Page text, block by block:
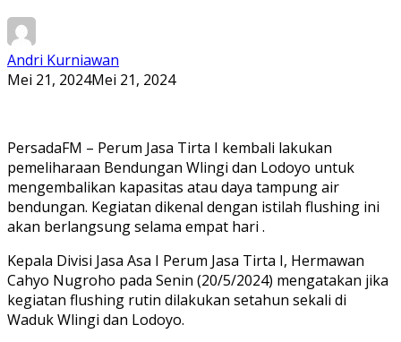
Andri Kurniawan
Mei 21, 2024Mei 21, 2024
PersadaFM – Perum Jasa Tirta I kembali lakukan
pemeliharaan Bendungan Wlingi dan Lodoyo untuk
mengembalikan kapasitas atau daya tampung air
bendungan. Kegiatan dikenal dengan istilah flushing ini
akan berlangsung selama empat hari .
Kepala Divisi Jasa Asa I Perum Jasa Tirta I, Hermawan
Cahyo Nugroho pada Senin (20/5/2024) mengatakan jika
kegiatan flushing rutin dilakukan setahun sekali di
Waduk Wlingi dan Lodoyo.